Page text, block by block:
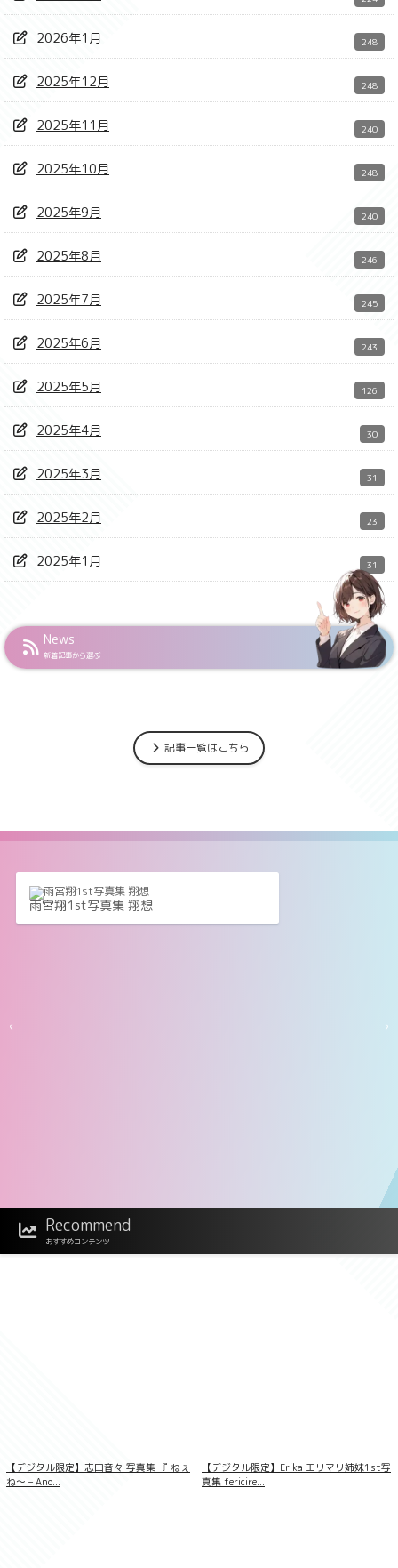
2026年1月 248
2025年12月 248
2025年11月 240
2025年10月 248
2025年9月 240
2025年8月 246
2025年7月 245
2025年6月 243
2025年5月 126
2025年4月 30
2025年3月 31
2025年2月 23
2025年1月 31
News
新着記事から選ぶ
記事一覧はこちら
雨宮翔1st写真集 翔想
山崎あみ Chemical Reaction
‹ ›
Recommend
おすすめコンテンツ
【デジタル限定】志田音々 写真集 『 ねぇ
ね〜 – Ano...
【デジタル限定】Erika エリマリ姉妹1st写
真集 fericire...